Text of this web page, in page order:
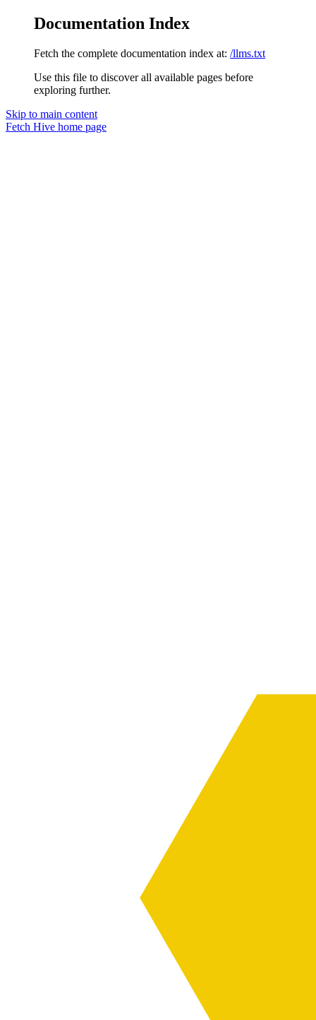
Documentation Index
Fetch the complete documentation index at: /llms.txt
Use this file to discover all available pages before
exploring further.
Skip to main content
Fetch Hive home page